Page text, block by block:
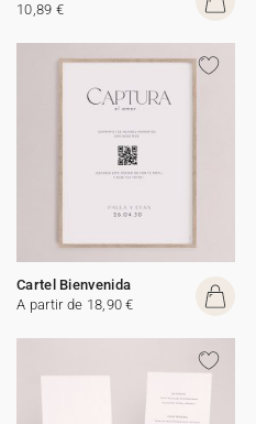
10,89 €
Cartel Bienvenida
A partir de 18,90 €